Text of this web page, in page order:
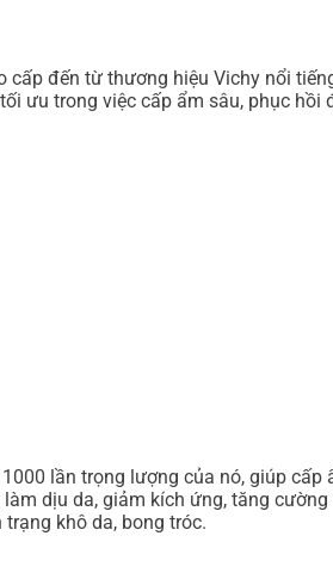
đến từ thương hiệu Vichy nổi
ưu trong việc cấp ẩm sâu, phục
lần trọng lượng của nó, giúp
dịu da, giảm kích ứng, tăng
khô da, bong tróc.